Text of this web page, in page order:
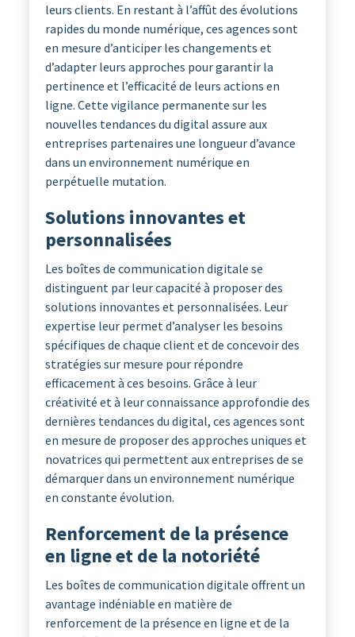
leurs clients. En restant à l’affût des évolutions
rapides du monde numérique, ces agences sont
en mesure d’anticiper les changements et
d’adapter leurs approches pour garantir la
pertinence et l’efficacité de leurs actions en
ligne. Cette vigilance permanente sur les
nouvelles tendances du digital assure aux
entreprises partenaires une longueur d’avance
dans un environnement numérique en
perpétuelle mutation.
Solutions innovantes et
personnalisées
Les boîtes de communication digitale se
distinguent par leur capacité à proposer des
solutions innovantes et personnalisées. Leur
expertise leur permet d’analyser les besoins
spécifiques de chaque client et de concevoir des
stratégies sur mesure pour répondre
efficacement à ces besoins. Grâce à leur
créativité et à leur connaissance approfondie des
dernières tendances du digital, ces agences sont
en mesure de proposer des approches uniques et
novatrices qui permettent aux entreprises de se
démarquer dans un environnement numérique
en constante évolution.
Renforcement de la présence
en ligne et de la notoriété
Les boîtes de communication digitale offrent un
avantage indéniable en matière de
renforcement de la présence en ligne et de la